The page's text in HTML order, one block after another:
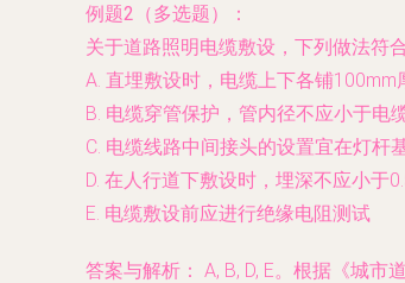
例题2（多选题）：
关于道路照明电缆敷设，下列做法符
A. 直埋敷设时，电缆上下各铺100mm
B. 电缆穿管保护，管内径不应小于电
C. 电缆线路中间接头的设置宜在灯杆
D. 在人行道下敷设时，埋深不应小于
E. 电缆敷设前应进行绝缘电阻测试
答案与解析： A, B, D, E。根据《城